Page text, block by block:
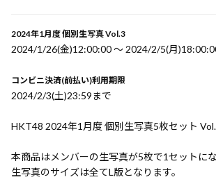
2024年1月度 個別生写真 Vol.3
2024/1/26(金)12:00:00 〜 2024/2/5(月
コンビニ決済(前払い)利用期限
2024/2/3(土)23:59まで
HKT48 2024年1月度 個別生写真5枚セット
本商品はメンバーの生写真が5枚で1セットにな
生写真のサイズは全てL版となります。